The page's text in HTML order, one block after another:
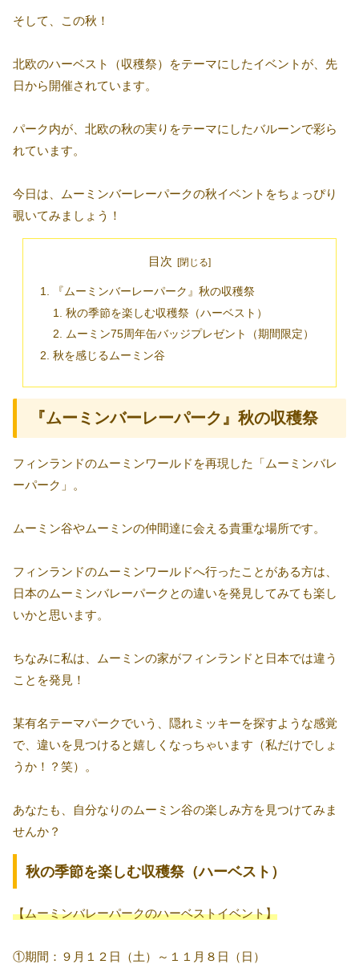
そして、この秋！
北欧のハーベスト（収穫祭）をテーマにしたイベントが、先
日から開催されています。
パーク内が、北欧の秋の実りをテーマにしたバルーンで彩ら
れています。
今日は、ムーミンバーレーパークの秋イベントをちょっぴり
覗いてみましょう！
目次
『ムーミンバーレーパーク』秋の収穫祭
秋の季節を楽しむ収穫祭（ハーベスト）
ムーミン75周年缶バッジプレゼント（期間限定）
秋を感じるムーミン谷
『ムーミンバーレーパーク』秋の収穫祭
フィンランドのムーミンワールドを再現した「ムーミンバレ
ーパーク」。
ムーミン谷やムーミンの仲間達に会える貴重な場所です。
フィンランドのムーミンワールドへ行ったことがある方は、
日本のムーミンバレーパークとの違いを発見してみても楽し
いかと思います。
ちなみに私は、ムーミンの家がフィンランドと日本では違う
ことを発見！
某有名テーマパークでいう、隠れミッキーを探すような感覚
で、違いを見つけると嬉しくなっちゃいます（私だけでしょ
うか！？笑）。
あなたも、自分なりのムーミン谷の楽しみ方を見つけてみま
せんか？
秋の季節を楽しむ収穫祭（ハーベスト）
【ムーミンバレーパークのハーベストイベント】
①期間：９月１２日（土）～１１月８日（日）